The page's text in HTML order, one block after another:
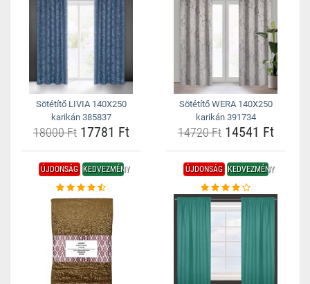
Sötétítő LIVIA 140X250
karikán 385837
18000 Ft17781 Ft
Sötétítő WERA 140X250
karikán 391734
14720 Ft14541 Ft
ÚJDONSÁG KEDVEZMÉNY ÚJDONSÁG KEDVEZMÉNY